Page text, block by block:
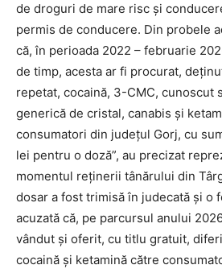
de droguri de mare risc și
permis de conducere. Din probele
că, în perioada 2022 – februarie
de timp, acesta ar fi procurat,
repetat, cocaină, 3-CMC, cunoscut
generică de cristal, canabis și
consumatori din județul Gorj, cu
lei pentru o doză”, au precizat
momentul reținerii tânărului din
dosar a fost trimisă în judecată și o
acuzată că, pe parcursul anului
vândut și oferit, cu titlu gratuit,
cocaină și ketamină către